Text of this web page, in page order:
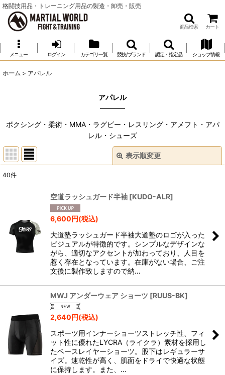
格闘技用品・トレーニング用品の製造・卸売・販売
商品検索 カート
メニュー ログイン カテゴリ一覧 競技/ブランド 認定・指定品 ショップ情報
ホーム > アパレル
アパレル
ボクシング・柔術・MMA・ラグビー・レスリング・アメフト・アパ
レル・シューズ
表示順変更
並び順 :
絞り込む
40件
空道ラッシュガード半袖 [KUDO-ALR]
6,600円(税込)
大道塾ラッシュガード半袖大道塾のロゴが入った
ビジュアルが特徴的です。シンプルなデザインな
がら、適切なアクセントが加わっており、人目を
惹く存在となっています。在庫がない場合、ご注
文後に製作致しますので納…
MWJ アンダーウェア ショーツ [RUUS-BK]
2,640円(税込)
スポーツ用インナーショーツストレッチ性、フィ
ット性に優れたLYCRA（ライクラ）素材を採用し
たベースレイヤーショーツ。股下はレギュラーサ
イズ。速乾性が高く、肌面をドライで快適な状態
に保持します。また、…